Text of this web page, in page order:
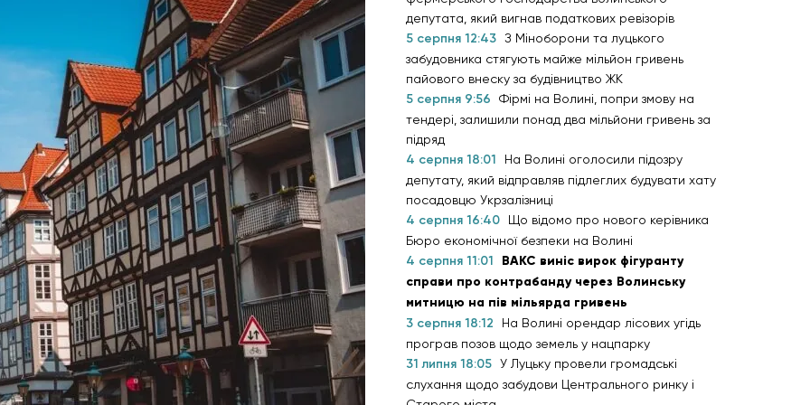
депутата, який вигнав податкових ревізорів
5 серпня 12:43 З Міноборони та луцького
забудовника стягують майже мільйон гривень
пайового внеску за будівництво ЖК
5 серпня 9:56
Фірмі на Волині, попри змову на
тендері, залишили понад два мільйони гривень за
підряд
4 серпня 18:01
На Волині оголосили підозру
депутату, який відправляв підлеглих будувати хату
посадовцю Укрзалізниці
4 серпня 16:40
Що відомо про нового керівника
Бюро економічної безпеки на Волині
4 серпня 11:01
ВАКС виніс вирок фігуранту
справи про контрабанду через Волинську
митницю на пів мільярда гривень
3 серпня 18:12
На Волині орендар лісових угідь
програв позов щодо земель у нацпарку
31 липня 18:05 У Луцьку провели громадські
слухання щодо забудови Центрального ринку і